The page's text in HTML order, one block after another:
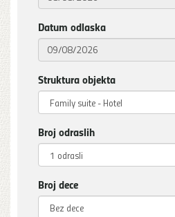
Datum odlaska
Struktura objekta
Broj odraslih
Broj dece